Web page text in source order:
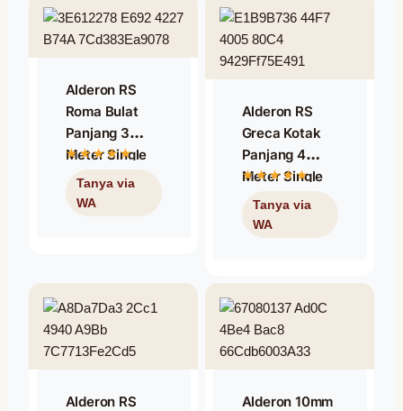
Alderon RS
Roma Bulat
Panjang 3
Meter Single
Layer – Warna
Putih
Alderon RS
Greca Kotak
Panjang 4
Meter Single
Layer – Warna
Putih
Alderon RS
Alderon 10mm